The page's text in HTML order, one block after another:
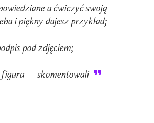
a ćwiczyć swoją
i piękny dajesz przykład;
pod zdjęciem;
figura — skomentowali